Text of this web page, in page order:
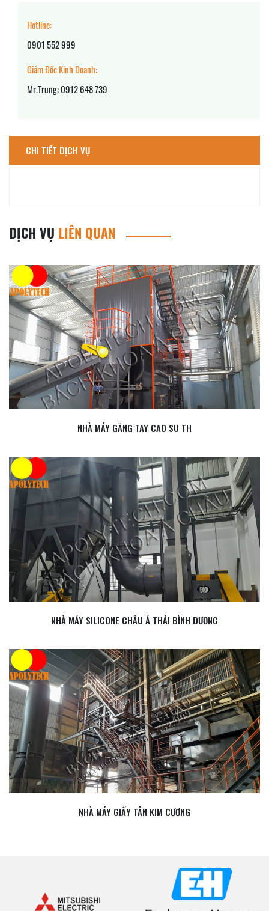
Hotline:
0901 552 999
Giám Đốc Kinh Doanh:
Mr.Trung: 0912 648 739
CHI TIẾT DỊCH VỤ
DỊCH VỤ LIÊN QUAN
NHÀ MÁY GĂNG TAY CAO SU TH
NHÀ MÁY SILICONE CHÂU Á THÁI BÌNH DƯƠNG
NHÀ MÁY GIẤY TÂN KIM CƯƠNG